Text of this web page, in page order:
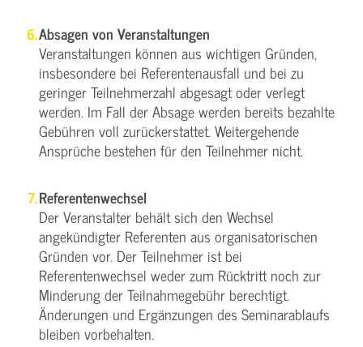
Absagen von Veranstaltungen
Veranstaltungen können aus wichtigen Gründen,
insbesondere bei Referentenausfall und bei zu
geringer Teilnehmerzahl abgesagt oder verlegt
werden. Im Fall der Absage werden bereits bezahlte
Gebühren voll zurückerstattet. Weitergehende
Ansprüche bestehen für den Teilnehmer nicht.
Referentenwechsel
Der Veranstalter behält sich den Wechsel
angekündigter Referenten aus organisatorischen
Gründen vor. Der Teilnehmer ist bei
Referentenwechsel weder zum Rücktritt noch zur
Minderung der Teilnahmegebühr berechtigt.
Änderungen und Ergänzungen des Seminarablaufs
bleiben vorbehalten.